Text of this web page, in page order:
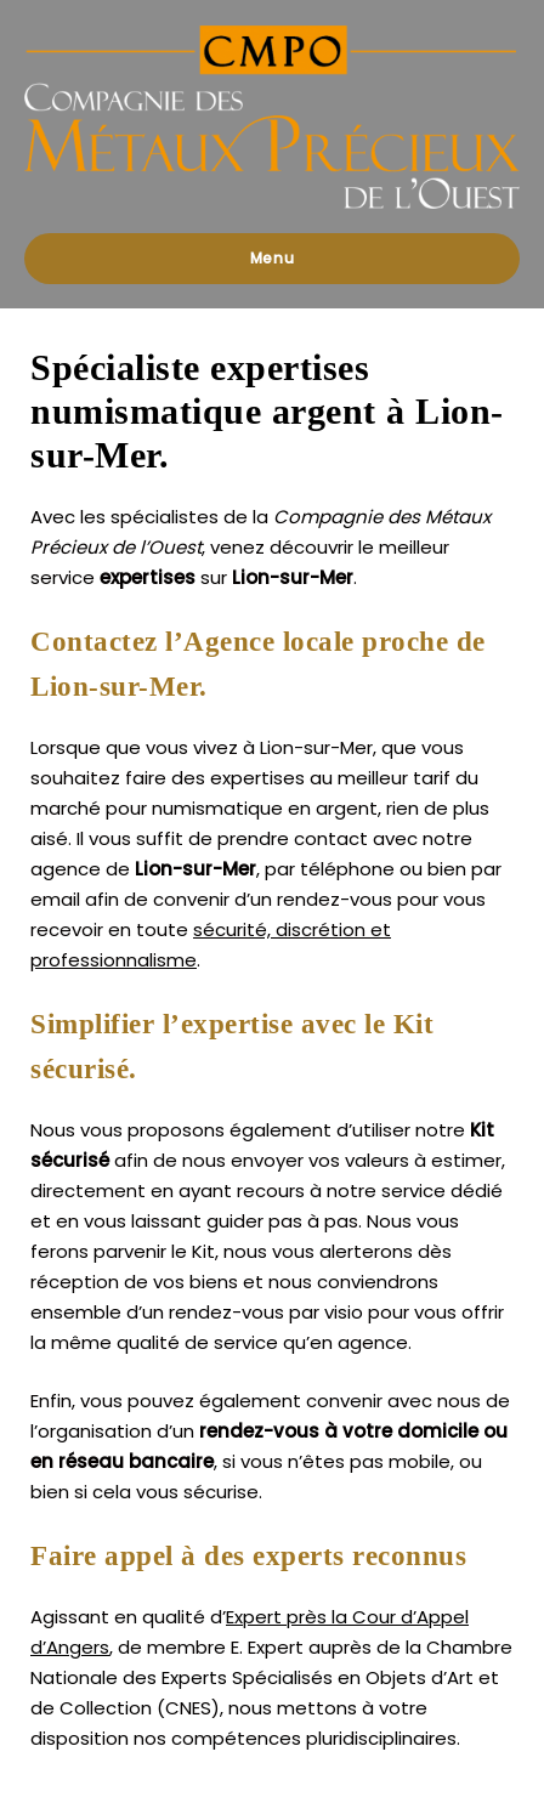
des
Précieux
l'Ouest
Menu
Spécialiste expertises
numismatique argent à Lion-
sur-Mer.
Avec les spécialistes de la Compagnie des Métaux
Précieux de l’Ouest, venez découvrir le meilleur
service expertisessur Lion-sur-Mer.
Contactez l’Agence locale proche de
Lion-sur-Mer.
Lorsque que vous vivez à Lion-sur-Mer, que vous
souhaitez faire des expertises au meilleur tarif du
marché pour numismatique en argent, rien de plus
aisé. Il vous suffit de prendre contact avec notre
agence de Lion-sur-Mer, par téléphone ou bien par
email afin de convenir d’un rendez-vous pour vous
recevoir en toute sécurité, discrétion et
professionnalisme.
Simplifier l’expertise avec le Kit
sécurisé.
Nous vous proposons également d’utiliser notre Kit
sécuriséafin de nous envoyer vos valeurs à estimer,
directement en ayant recours à notre service dédié
et en vous laissant guider pas à pas. Nous vous
ferons parvenir le Kit, nous vous alerterons dès
réception de vos biens et nous conviendrons
ensemble d’un rendez-vous par visio pour vous offrir
la même qualité de service qu’en agence.
Enfin, vous pouvez également convenir avec nous de
l’organisation d’un rendez-vous à votre domicile ou
en réseau bancaire, si vous n’êtes pas mobile, ou
bien si cela vous sécurise.
Faire appel à des experts reconnus
Agissant en qualité d’Expert près la Cour d’Appel
d’Angers, de membre E. Expert auprès de laChambre
Nationale des Experts Spécialisés en Objets d’Art et
de Collection (CNES),nous mettons à votre
disposition nos compétences pluridisciplinaires.